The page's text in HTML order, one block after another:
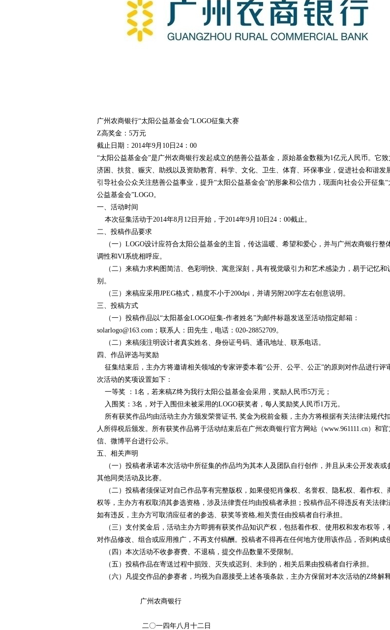
广州农商银行“太阳公益基金会”LOGO征集大赛
Z高奖金：5万元
截止日期：2014年9月10日24：00
“太阳公益基金会”是广州农商银行发起成立的慈善公益基金，原始基金数额为1亿元人民币。它致
济困、扶贫、赈灾、助残以及资助教育、科学、文化、卫生、体育、环保事业，促进社会和谐发
引导社会公众关注慈善公益事业，提升“太阳公益基金会”的形象和公信力，现面向社会公开征集“
公益基金会”LOGO。
一、活动时间
本次征集活动于2014年8月12日开始，于2014年9月10日24：00截止。
二、投稿作品要求
（一）LOGO设计应符合太阳公益基金的主旨，传达温暖、希望和爱心，并与广州农商银行整
调性和VI系统相呼应。
（二）来稿力求构图简洁、色彩明快、寓意深刻，具有视觉吸引力和艺术感染力，易于记忆和
别。
（三）来稿应采用JPEG格式，精度不小于200dpi，并请另附200字左右创意说明。
三、投稿方式
（一）投稿作品以“太阳基金LOGO征集-作者姓名”为邮件标题发送至活动指定邮箱：
solarlogo@163.com；联系人：田先生，电话：020-28852709。
（二）来稿须注明设计者真实姓名、身份证号码、通讯地址、联系电话。
四、作品评选与奖励
征集结束后，主办方将邀请相关领域的专家评委本着“公开、公平、公正”的原则对作品进行评
次活动的奖项设置如下：
一等奖 ：1名，若来稿Z终为我行太阳公益基金会采用，奖励人民币5万元；
入围奖：3名，对于入围但未被采用的LOGO获奖者，每人奖励奖人民币1万元。
所有获奖作品均由活动主办方颁发荣誉证书, 奖金为税前金额，主办方将根据有关法律法规代
人所得税后颁发。所有获奖作品将于活动结束后在广州农商银行官方网站（www.961111.cn）和
信、微博平台进行公示。
五、相关声明
（一）投稿者承诺本次活动中所征集的作品均为其本人及团队自行创作，并且从未公开发表或
其他同类活动及比赛。
（二）投稿者须保证对自己作品享有完整版权，如果侵犯肖像权、名誉权、隐私权、着作权、
权等，主办方有权取消其参选资格，涉及法律责任均由投稿者承担；投稿作品不得违反有关法律
如有违反，主办方可取消应征者的参选、获奖等资格,相关责任由投稿者自行承担。
（三）支付奖金后，活动主办方即拥有获奖作品知识产权，包括着作权、使用权和发布权等，
对作品修改、组合或应用推广，不再支付稿酬。投稿者不得再在任何地方使用该作品，否则构成
（四）本次活动不收参赛费、不退稿，提交作品数量不受限制。
（五）投稿作品在寄送过程中损毁、灭失或迟到、未到的，相关后果由投稿者自行承担。
（六）凡提交作品的参赛者，均视为自愿接受上述各项条款，主办方保留对本次活动的Z终解释
广州农商银行
二〇一四年八月十二日